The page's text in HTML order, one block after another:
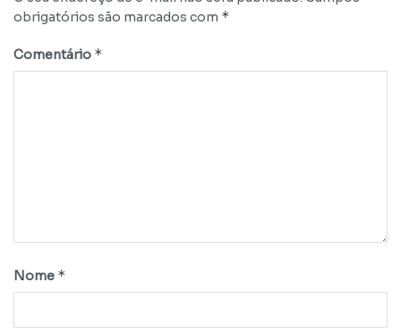
obrigatórios são marcados com *
Comentário *
Nome *